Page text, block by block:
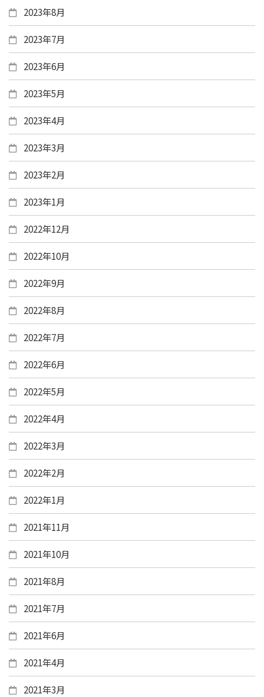
2023年8月
2023年7月
2023年6月
2023年5月
2023年4月
2023年3月
2023年2月
2023年1月
2022年12月
2022年10月
2022年9月
2022年8月
2022年7月
2022年6月
2022年5月
2022年4月
2022年3月
2022年2月
2022年1月
2021年11月
2021年10月
2021年8月
2021年7月
2021年6月
2021年4月
2021年3月